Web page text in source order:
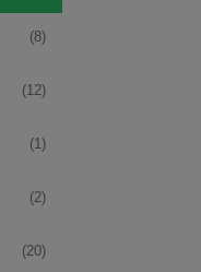
(8)
(12)
(1)
(2)
(20)